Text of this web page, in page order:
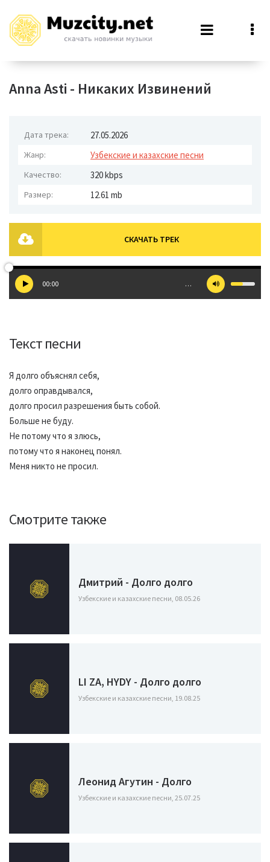
Anna Asti - Никаких Извинений
Дата трека: 27.05.2026
Жанр: Узбекские и казахские песни
Качество: 320 kbps
Размер: 12.61 mb
СКАЧАТЬ ТРЕК
00:00 …
Текст песни
Я долго объяснял себя,
долго оправдывался,
долго просил разрешения быть собой.
Больше не буду.
Не потому что я злюсь,
потому что я наконец понял.
Меня никто не просил.
Смотрите также
Дмитрий - Долго долго
Узбекские и казахские песни, 08.05.26
LI ZA, HYDY - Долго долго
Узбекские и казахские песни, 19.08.25
Леонид Агутин - Долго
Узбекские и казахские песни, 25.07.25